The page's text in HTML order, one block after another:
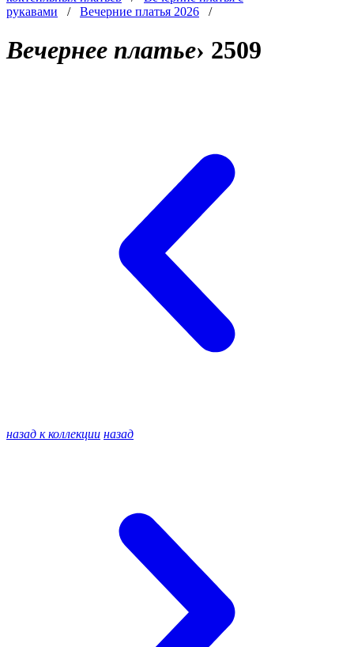
рукавами / Вечерние платья 2026 /
Вечернее платье› 2509
назад к коллекции назад